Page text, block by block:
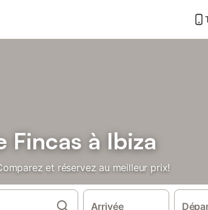
Fincas à Ibiza
et réservez au meilleur prix!
Arrivée